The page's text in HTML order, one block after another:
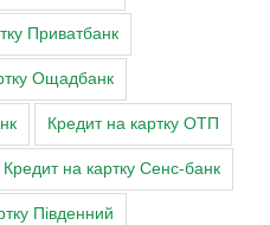
Приватбанк
Ощадбанк
Кредит на картку ОТП
Кредит на картку Сенс-банк
Південний